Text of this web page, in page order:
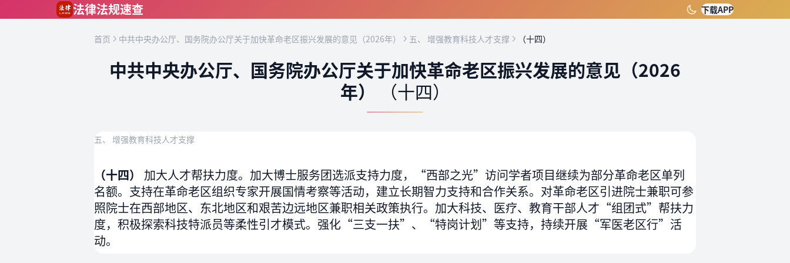
法律法规速查 下载APP
首页 中共中央办公厅、国务院办公厅关于加快革命老区振兴发展的意见（2026年） 五、 增强教育科技人才支撑 （十四）
中共中央办公厅、国务院办公厅关于加快革命老区振兴发展的意见（2026
年）
（十四）
五、 增强教育科技人才支撑
（十四） 加大人才帮扶力度。加大博士服务团选派支持力度，“西部之光”访问学者项目继续为部分革命老区单列
名额。支持在革命老区组织专家开展国情考察等活动，建立长期智力支持和合作关系。对革命老区引进院士兼职可参
照院士在西部地区、东北地区和艰苦边远地区兼职相关政策执行。加大科技、医疗、教育干部人才“组团式”帮扶力
度，积极探索科技特派员等柔性引才模式。强化“三支一扶”、“特岗计划”等支持，持续开展“军医老区行”活
动。